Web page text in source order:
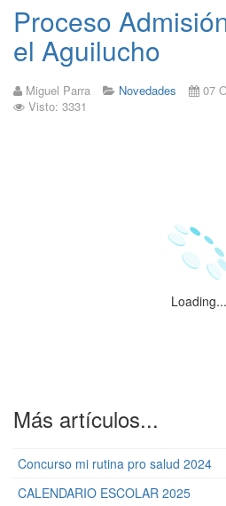
Proceso
el Aguilucho
Miguel Parra Novedades
07
Visto: 3331
Loading...
Más artículos...
Concurso mi rutina pro salud 2024
CALENDARIO ESCOLAR 2025